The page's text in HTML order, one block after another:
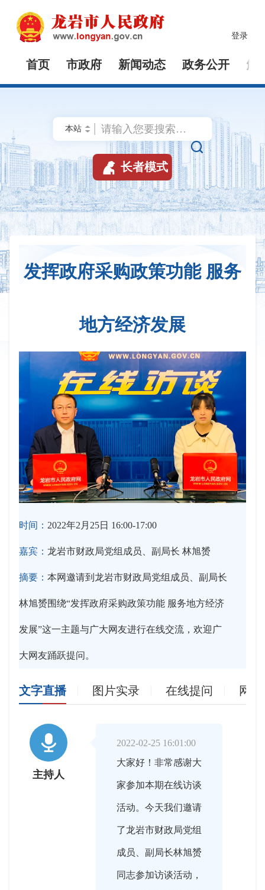
登录
首页 市政府 新闻动态 政务公开 解

 长者模式
发挥政府采购政策功能 服务
地方经济发展
时间： 2022年2月25日 16:00-17:00
嘉宾： 龙岩市财政局党组成员、副局长 林旭赟
摘要： 本网邀请到龙岩市财政局党组成员、副局长
林旭赟围绕“发挥政府采购政策功能 服务地方经济
发展”这一主题与广大网友进行在线交流，欢迎广
大网友踊跃提问。
文字直播 图片实录 在线提问 网

主持人
2022-02-25 16:01:00
大家好！非常感谢大
家参加本期在线访谈
活动。今天我们邀请
了龙岩市财政局党组
成员、副局长林旭赟
同志参加访谈活动，